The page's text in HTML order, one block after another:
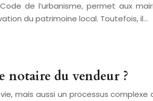
de l’urbanisme, permet aux
du patrimoine local. Toutefois, il…
notaire du vendeur ?
mais aussi un processus